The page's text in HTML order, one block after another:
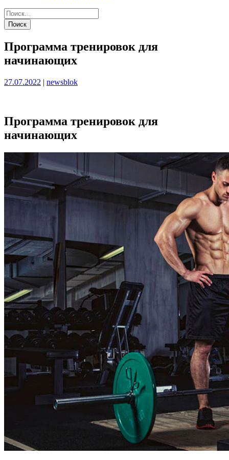
Программа тренировок для
начинающих
Опубликовано
27.07.2022 | Опубликовано
newsblok
Программа тренировок для
начинающих